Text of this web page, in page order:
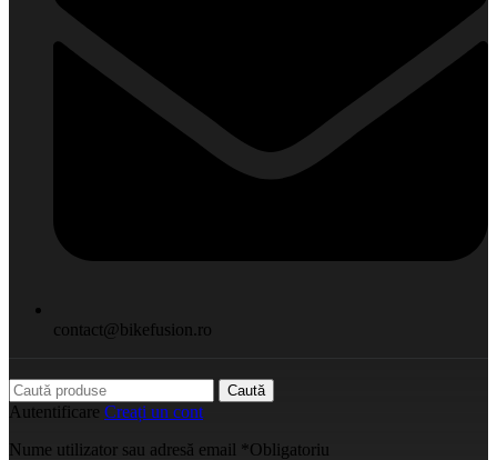
contact@bikefusion.ro
Caută
Autentificare Creați un cont
Nume utilizator sau adresă email *Obligatoriu